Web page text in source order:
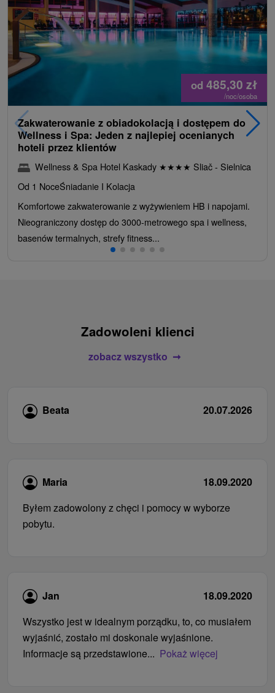
od 485,30 zł
/noc/osoba
Zakwaterowanie z obiadokolacją i dostępem do
Wellness i Spa: Jeden z najlepiej ocenianych
hoteli przez klientów
Wellness & Spa Hotel Kaskady ★★★★ Sliač - Sielnica
Od 1 NoceŚniadanie I Kolacja
Komfortowe zakwaterowanie z wyżywieniem HB i napojami.
Nieograniczony dostęp do 3000-metrowego spa i wellness,
basenów termalnych, strefy fitness...
Zadowoleni klienci
zobacz wszystko
Beata 20.07.2026
Maria
18.09.2020
Byłem zadowolony z chęci i pomocy w wyborze
pobytu.
Jan
18.09.2020
Wszystko jest w idealnym porządku, to, co musiałem
wyjaśnić, zostało mi doskonale wyjaśnione.
Informacje są przedstawione... Pokaż więcej